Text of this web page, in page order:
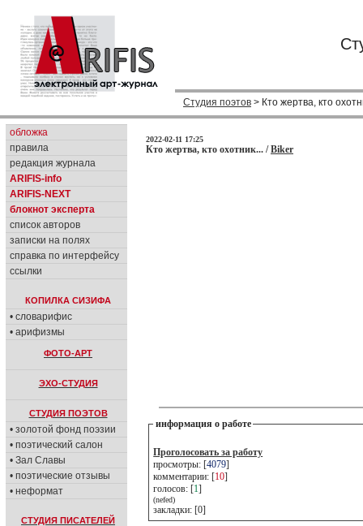
Студия поэтов > Кто жертва, кто
обложка
правила
редакция журнала
ARIFIS-info
ARIFIS-NEXT
блокнот эксперта
список авторов
записки на полях
справка по интерфейсу
ссылки
КОПИЛКА СИЗИФА
• словарифис
• арифизмы
ФОТО-АРТ
ЭХО-СТУДИЯ
СТУДИЯ ПОЭТОВ
• золотой фонд поэзии
• поэтический салон
• Зал Славы
• поэтические отзывы
• неформат
СТУДИЯ ПИСАТЕЛЕЙ
2022-02-11 17:25
Кто жертва, кто охотник... /Biker
информация о работе
Проголосовать за работу
просмотры: [4079]
комментарии: [10]
голосов: [1]
(nefed)
закладки: [0]